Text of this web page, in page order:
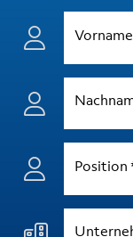
Position